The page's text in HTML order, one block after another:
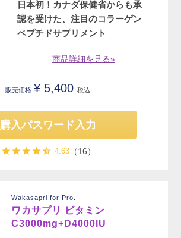
日本初！カナダ保健省からも承
認を受けた、注目のコラーゲン
ペプチドサプリメント
商品詳細を見る»
販売価格 ¥ 5,400 税込
購入パスワード入力
4.63（16）
Wakasapri for Pro.
ワカサプリ ビタミン
C3000mg+D4000IU